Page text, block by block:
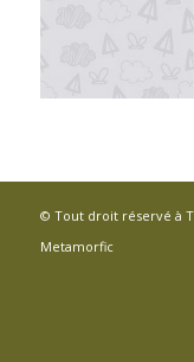
© Tout droit réservé à
Metamorfic